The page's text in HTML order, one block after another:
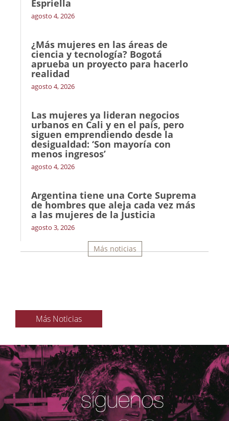
Espriella
agosto 4, 2026
¿Más mujeres en las áreas de
ciencia y tecnología? Bogotá
aprueba un proyecto para hacerlo
realidad
agosto 4, 2026
Las mujeres ya lideran negocios
urbanos en Cali y en el país, pero
siguen emprendiendo desde la
desigualdad: ‘Son mayoría con
menos ingresos’
agosto 4, 2026
Argentina tiene una Corte Suprema
de hombres que aleja cada vez más
a las mujeres de la Justicia
agosto 3, 2026
Más noticias
Más Noticias